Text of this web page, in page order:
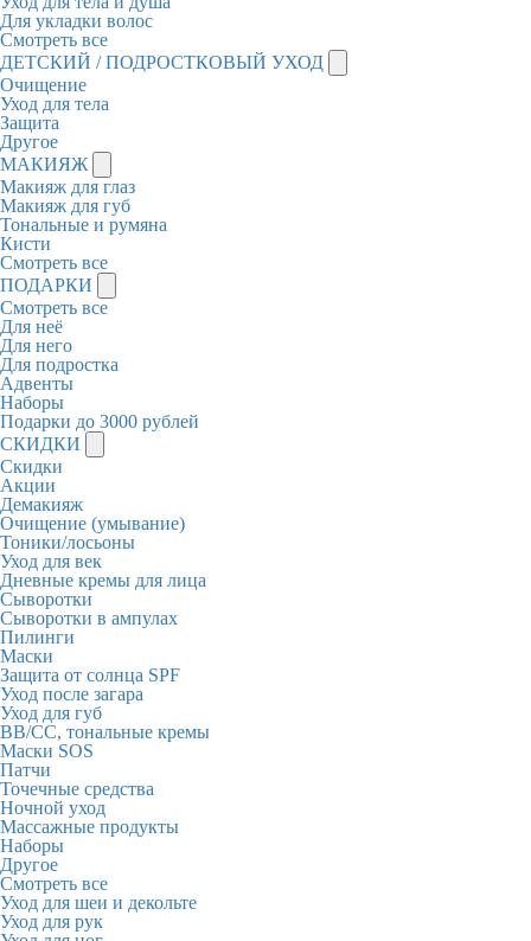
Для укладки волос
Смотреть все
ДЕТСКИЙ / ПОДРОСТКОВЫЙ УХОД
Очищение
Уход для тела
Защита
Другое
МАКИЯЖ
Макияж для глаз
Макияж для губ
Тональные и румяна
Кисти
Смотреть все
ПОДАРКИ
Смотреть все
Для неё
Для него
Для подростка
Адвенты
Наборы
Подарки до 3000 рублей
СКИДКИ
Скидки
Акции
Демакияж
Очищение (умывание)
Тоники/лосьоны
Уход для век
Дневные кремы для лица
Сыворотки
Сыворотки в ампулах
Пилинги
Маски
Защита от солнца SPF
Уход после загара
Уход для губ
BB/CC, тональные кремы
Маски SOS
Патчи
Точечные средства
Ночной уход
Массажные продукты
Наборы
Другое
Смотреть все
Уход для шеи и декольте
Уход для рук